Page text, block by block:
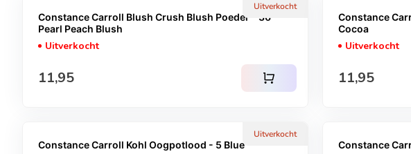
Uitverkocht
Constance Carroll Blush Crush Blush Poeder - 36
Pearl Peach Blush
Uitverkocht
Normale prijs
11,95 shopping_cart
Constance
Cocoa
Uitverkocht
Normale
11,95
Uitverkocht
Constance Carroll Kohl Oogpotlood - 5 Blue Constance